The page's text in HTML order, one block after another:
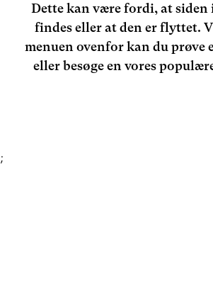
Dette kan være fordi, at siden
findes eller at den er flyttet.
menuen ovenfor kan du prøve
eller besøge en vores
;